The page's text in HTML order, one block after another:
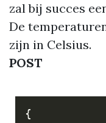
zal bij succes
De
zijn in Celsius.
POST
{